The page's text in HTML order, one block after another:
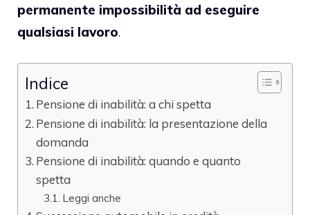
permanente impossibilità ad eseguire
qualsiasi lavoro.
Indice
Pensione di inabilità: a chi spetta
Pensione di inabilità: la presentazione della
domanda
Pensione di inabilità: quando e quanto
spetta
Leggi anche